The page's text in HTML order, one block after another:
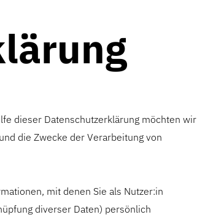
dieser Datenschutzerklärung möchten wir
die Zwecke der Verarbeitung von
mit denen Sie als Nutzer:in
diverser Daten) persönlich